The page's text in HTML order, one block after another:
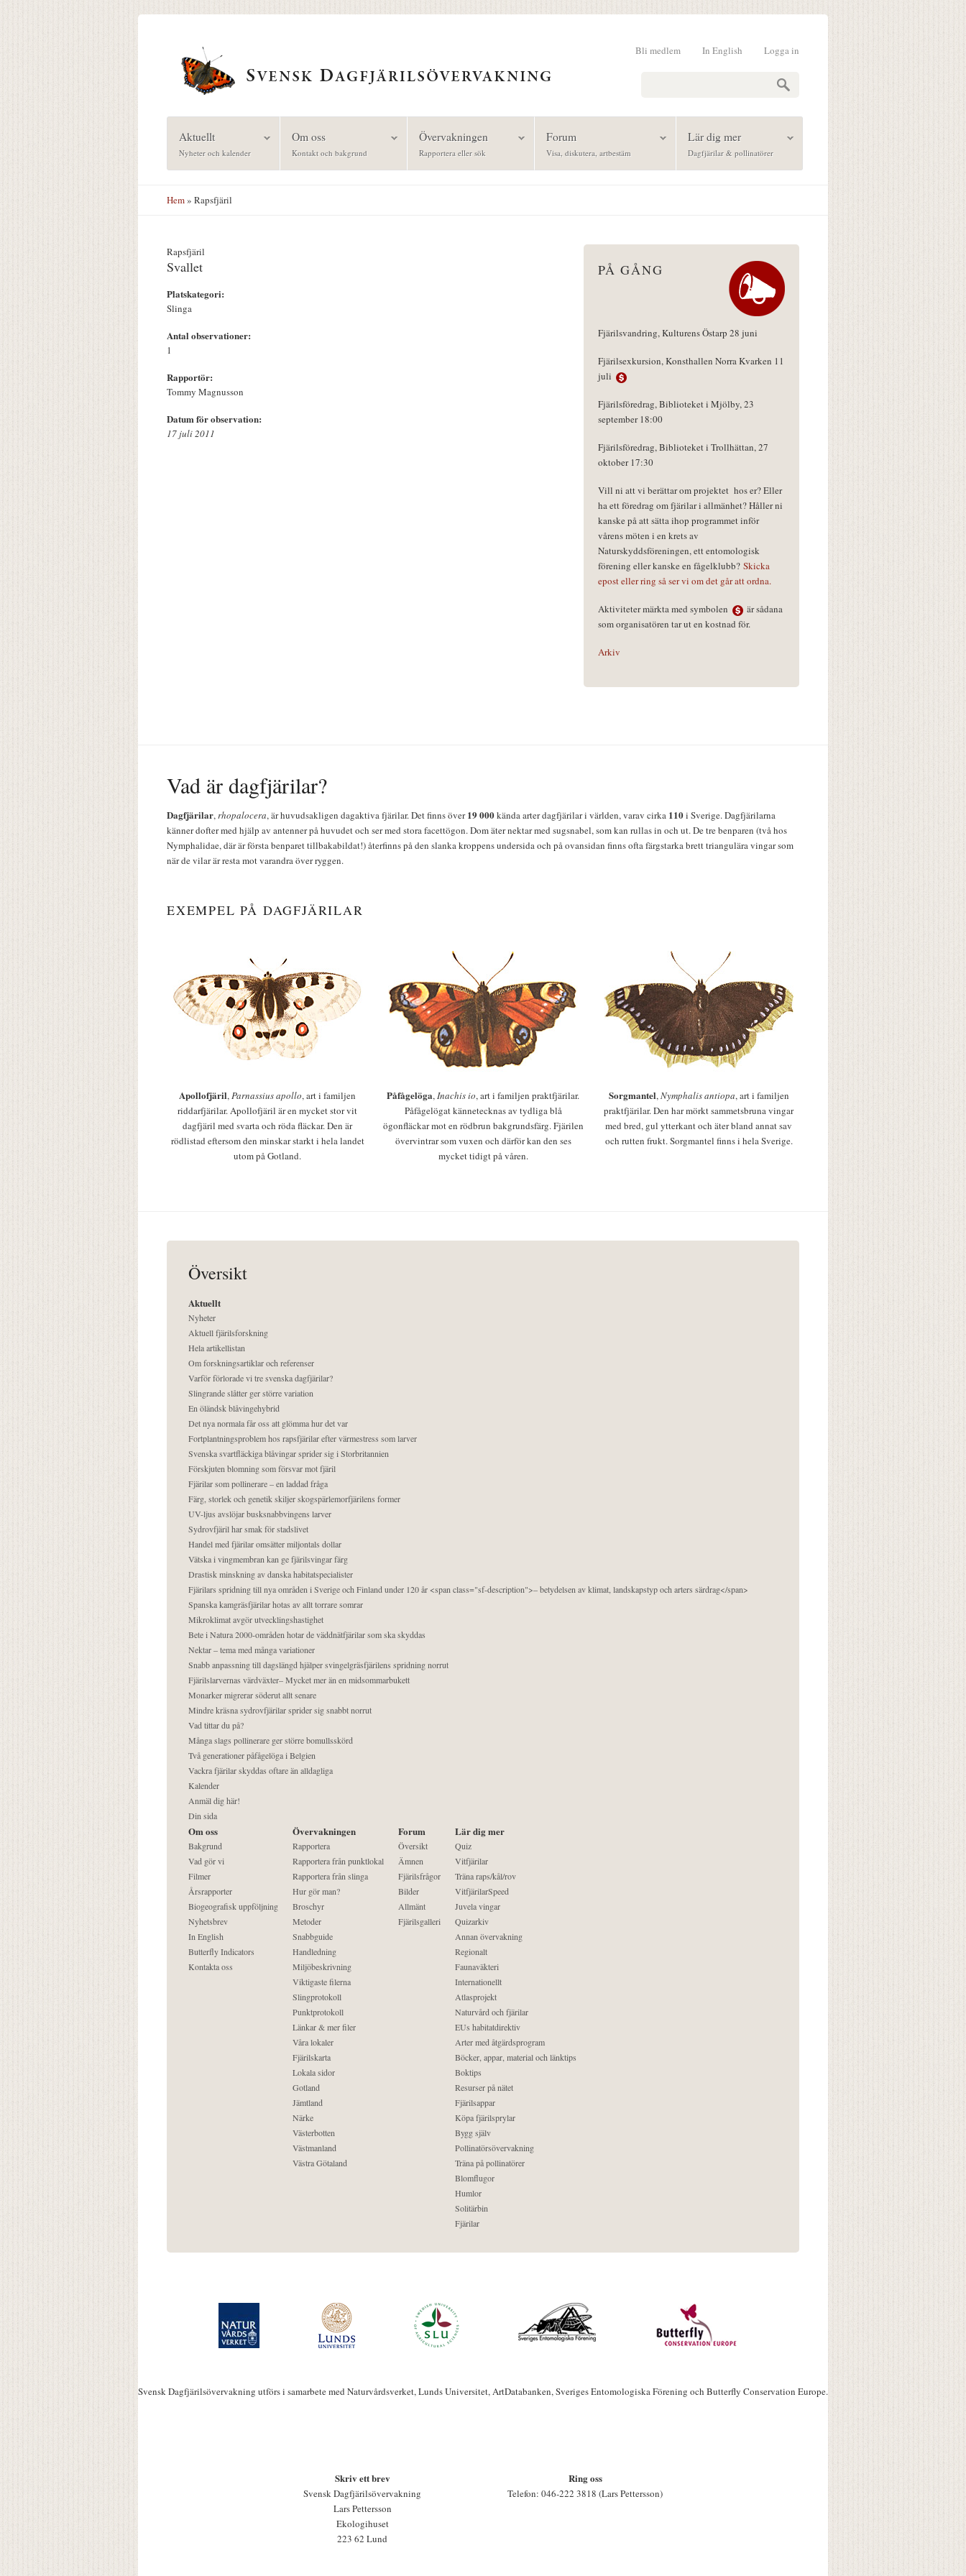
Logga in
In English
Bli medlem
Aktuellt
Nyheter och kalender
Om oss
Kontakt och bakgrund
Övervakningen
Rapportera eller sök
Forum
Visa, diskutera, artbestäm
Lär dig mer
Dagfjärilar & pollinatörer
Hem» Rapsfjäril
Rapsfjäril
Svallet
Platskategori:
Slinga
Antal observationer:
1
Rapportör:
Tommy Magnusson
Datum för observation:
17 juli 2011
PÅ GÅNG
Fjärilsvandring, Kulturens Östarp 28 juni
Fjärilsexkursion, Konsthallen Norra Kvarken 11
juli
Fjärilsföredrag, Biblioteket i Mjölby, 23
september 18:00
Fjärilsföredrag, Biblioteket i Trollhättan, 27
oktober 17:30
Vill ni att vi berättar om projektet hos er? Eller
ha ett föredrag om fjärilar i allmänhet? Håller ni
kanske på att sätta ihop programmet inför
vårens möten i en krets av
Naturskyddsföreningen, ett entomologisk
förening eller kanske en fågelklubb? Skicka
epost eller ring så ser vi om det går att ordna.
Aktiviteter märkta med symbolen
är sådana
som organisatören tar ut en kostnad för.
Arkiv
Vad är dagfjärilar?
Dagfjärilar,rhopalocera, är huvudsakligen dagaktiva fjärilar. Det finns över19 000kända arter dagfjärilar i världen, varav cirka 110i Sverige. Dagfjärilarna
känner dofter med hjälp av antenner på huvudet och ser med stora facettögon. Dom äter nektar med sugsnabel, som kan rullas in och ut. De tre benparen (två hos
Nymphalidae, där är första benparet tillbakabildat!) återfinns på den slanka kroppens undersida och på ovansidan finns ofta färgstarka brett triangulära vingar som
när de vilar är resta mot varandra över ryggen.
EXEMPEL PÅ DAGFJÄRILAR
Apollofjäril,Parnassius apollo, art i familjen
riddarfjärilar. Apollofjäril är en mycket stor vit
dagfjäril med svarta och röda fläckar. Den är
rödlistad eftersom den minskar starkt i hela landet
utom på Gotland.
Påfågelöga,Inachis io, art i familjen praktfjärilar.
Påfågelögat kännetecknas av tydliga blå
ögonfläckar mot en rödbrun bakgrundsfärg. Fjärilen
övervintrar som vuxen och därför kan den ses
mycket tidigt på våren.
Sorgmantel,Nymphalis antiopa, art i familjen
praktfjärilar. Den har mörkt sammetsbruna vingar
med bred, gul ytterkant och äter bland annat sav
och rutten frukt. Sorgmantel finns i hela Sverige.
Översikt
Aktuellt
Nyheter
Aktuell fjärilsforskning
Hela artikellistan
Om forskningsartiklar och referenser
Varför förlorade vi tre svenska dagfjärilar?
Slingrande slåtter ger större variation
En öländsk blåvingehybrid
Det nya normala får oss att glömma hur det var
Fortplantningsproblem hos rapsfjärilar efter värmestress som larver
Svenska svartfläckiga blåvingar sprider sig i Storbritannien
Förskjuten blomning som försvar mot fjäril
Fjärilar som pollinerare – en laddad fråga
Färg, storlek och genetik skiljer skogspärlemorfjärilens former
UV-ljus avslöjar busksnabbvingens larver
Sydrovfjäril har smak för stadslivet
Handel med fjärilar omsätter miljontals dollar
Vätska i vingmembran kan ge fjärilsvingar färg
Drastisk minskning av danska habitatspecialister
Fjärilars spridning till nya områden i Sverige och Finland under 120 år <span class="sf-description">– betydelsen av klimat, landskapstyp och arters särdrag</span>
Spanska kamgräsfjärilar hotas av allt torrare somrar
Mikroklimat avgör utvecklingshastighet
Bete i Natura 2000-områden hotar de väddnätfjärilar som ska skyddas
Nektar – tema med många variationer
Snabb anpassning till dagslängd hjälper svingelgräsfjärilens spridning norrut
Fjärilslarvernas värdväxter– Mycket mer än en midsommarbukett
Monarker migrerar söderut allt senare
Mindre kräsna sydrovfjärilar sprider sig snabbt norrut
Vad tittar du på?
Många slags pollinerare ger större bomullsskörd
Två generationer påfågelöga i Belgien
Vackra fjärilar skyddas oftare än alldagliga
Kalender
Anmäl dig här!
Din sida
Om oss
Bakgrund
Vad gör vi
Filmer
Årsrapporter
Biogeografisk uppföljning
Nyhetsbrev
In English
Butterfly Indicators
Kontakta oss
Övervakningen
Rapportera
Rapportera från punktlokal
Rapportera från slinga
Hur gör man?
Broschyr
Metoder
Snabbguide
Handledning
Miljöbeskrivning
Viktigaste filerna
Slingprotokoll
Punktprotokoll
Länkar & mer filer
Våra lokaler
Fjärilskarta
Lokala sidor
Gotland
Jämtland
Närke
Västerbotten
Västmanland
Västra Götaland
Forum
Översikt
Ämnen
Fjärilsfrågor
Bilder
Allmänt
Fjärilsgalleri
Lär dig mer
Quiz
Vitfjärilar
Träna raps/kål/rov
VitfjärilarSpeed
Juvela vingar
Quizarkiv
Annan övervakning
Regionalt
Faunaväkteri
Internationellt
Atlasprojekt
Naturvård och fjärilar
EUs habitatdirektiv
Arter med åtgärdsprogram
Böcker, appar, material och länktips
Boktips
Resurser på nätet
Fjärilsappar
Köpa fjärilsprylar
Bygg själv
Pollinatörsövervakning
Träna på pollinatörer
Blomflugor
Humlor
Solitärbin
Fjärilar
Svensk Dagfjärilsövervakning utförs i samarbete med Naturvårdsverket, Lunds Universitet, ArtDatabanken, Sveriges Entomologiska Förening och Butterfly Conservation Europe.
Skriv ett brev
Svensk Dagfjärilsövervakning
Lars Pettersson
Ekologihuset
223 62 Lund
Ring oss
Telefon: 046-222 3818 (Lars Pettersson)